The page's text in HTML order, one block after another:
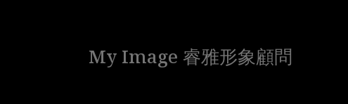
My Image 睿雅形象顧問